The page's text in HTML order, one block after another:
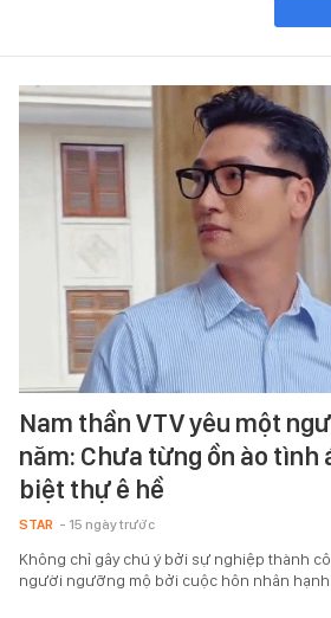
Nam thần VTV yêu một
năm: Chưa từng ồn ào tình
biệt thự ê hề
STAR - 15 ngày trước
Không chỉ gây chú ý bởi sự nghiệp thành
người ngưỡng mộ bởi cuộc hôn nhân hạnh